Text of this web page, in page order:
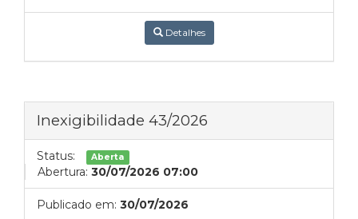
Detalhes
Inexigibilidade 43/2026
Status: Aberta
Abertura: 30/07/2026 07:00
Publicado em: 30/07/2026